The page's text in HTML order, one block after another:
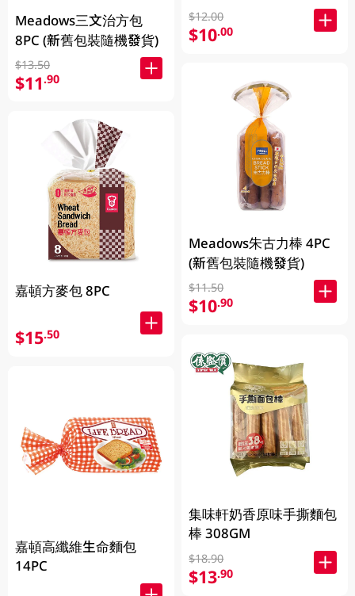
Meadows三文治方包
8PC (新舊包裝隨機發貨)
$13.50
$11.90
嘉頓方麥包 8PC
$15.50
嘉頓高纖維生命麵包
14PC
$12.00
$10.00
Meadows朱古力棒 4PC
(新舊包裝隨機發貨)
$11.50
$10.90
集味軒奶香原味手撕麵包
棒 308GM
$18.90
$13.90